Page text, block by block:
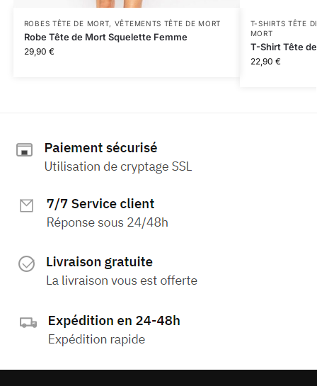
ROBES TÊTE DE MORT, VÊTEMENTS TÊTE DE MORT
Robe Tête de Mort Squelette Femme
29,90 €
T-SHIRTS TÊTE
MORT
T-Shirt Tête
22,90 €